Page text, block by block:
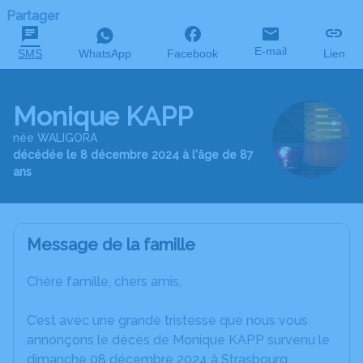
Partager
SMS WhatsApp Facebook E-mail Lien
Monique KAPP
née WALIGORA
décédée le 8 décembre 2024 à l'âge de 87
ans
Message de la famille
Chère famille, chers amis,
C’est avec une grande tristesse que nous vous
annonçons le décès de Monique KAPP survenu le
dimanche 08 décembre 2024 à Strasbourg.